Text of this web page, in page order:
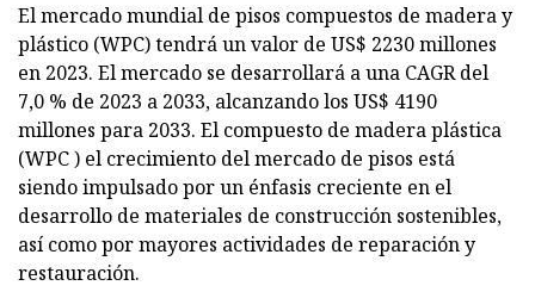
El mercado mundial de pisos compuestos de madera y
plástico (WPC) tendrá un valor de US$ 2230 millones
en 2023. El mercado se desarrollará a una CAGR del
7,0 % de 2023 a 2033, alcanzando los US$ 4190
millones para 2033. El compuesto de madera plástica
(WPC ) el crecimiento del mercado de pisos está
siendo impulsado por un énfasis creciente en el
desarrollo de materiales de construcción sostenibles,
así como por mayores actividades de reparación y
restauración.